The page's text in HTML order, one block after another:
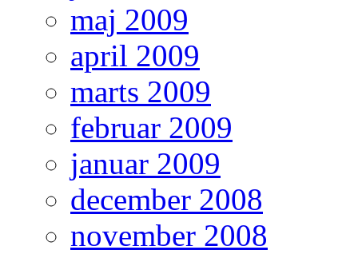
maj 2009
april 2009
marts 2009
februar 2009
januar 2009
december 2008
november 2008